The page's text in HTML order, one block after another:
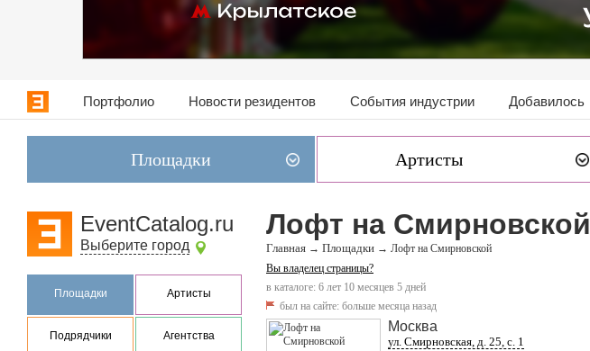
Портфолио Новости резидентов События индустрии Добавилось
Площадки Артисты
EventCatalog.ru
Выберите город
Площадки Артисты
Подрядчики Агентства
Лофт на Смирновской
Главная → Площадки → Лофт на Смирновской
Вы владелец страницы?
в каталоге: 6 лет 10 месяцев 5 дней
был на сайте: больше месяца назад
Москва
ул. Смирновская, д. 25, с. 1